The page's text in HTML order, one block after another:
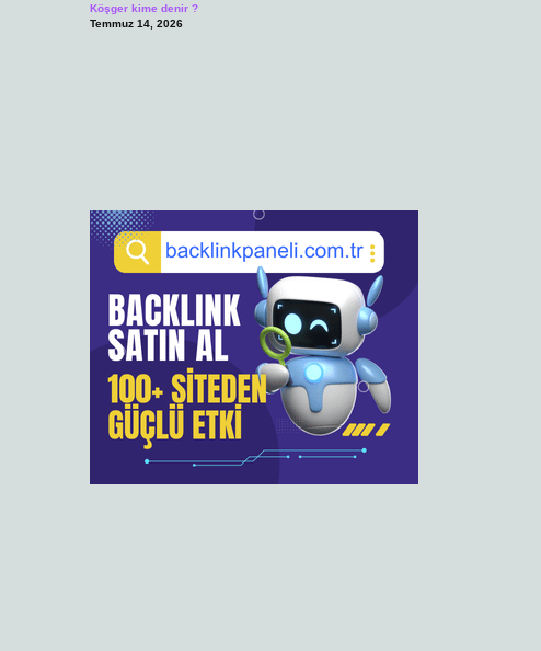
Köşger kime denir ?
Temmuz 14, 2026